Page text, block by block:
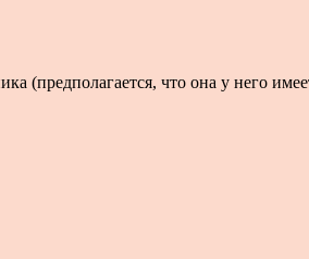
(предполагается, что она у него